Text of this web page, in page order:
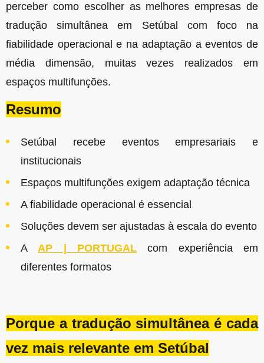
perceber como escolher as melhores empresas de
tradução simultânea em Setúbal com foco na
fiabilidade operacional e na adaptação a eventos de
média dimensão, muitas vezes realizados em
espaços multifunções.
Resumo
Setúbal recebe eventos empresariais e
institucionais
Espaços multifunções exigem adaptação técnica
A fiabilidade operacional é essencial
Soluções devem ser ajustadas à escala do evento
AAP | PORTUGAL com experiência em
diferentes formatos
Porque a tradução simultânea é cada
vez mais relevante em Setúbal